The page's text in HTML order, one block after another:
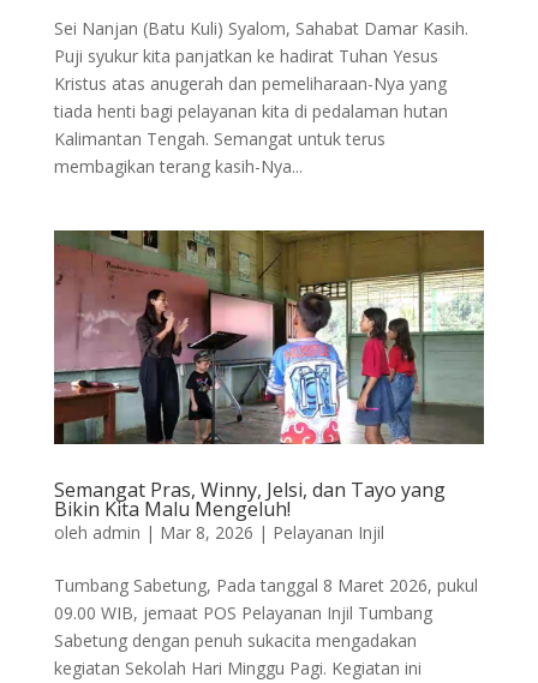
Sei Nanjan (Batu Kuli) Syalom, Sahabat Damar Kasih.
Puji syukur kita panjatkan ke hadirat Tuhan Yesus
Kristus atas anugerah dan pemeliharaan-Nya yang
tiada henti bagi pelayanan kita di pedalaman hutan
Kalimantan Tengah. Semangat untuk terus
membagikan terang kasih-Nya...
Semangat Pras, Winny, Jelsi, dan Tayo yang
Bikin Kita Malu Mengeluh!
oleh admin | Mar 8, 2026 | Pelayanan Injil
Tumbang Sabetung, Pada tanggal 8 Maret 2026, pukul
09.00 WIB, jemaat POS Pelayanan Injil Tumbang
Sabetung dengan penuh sukacita mengadakan
kegiatan Sekolah Hari Minggu Pagi. Kegiatan ini